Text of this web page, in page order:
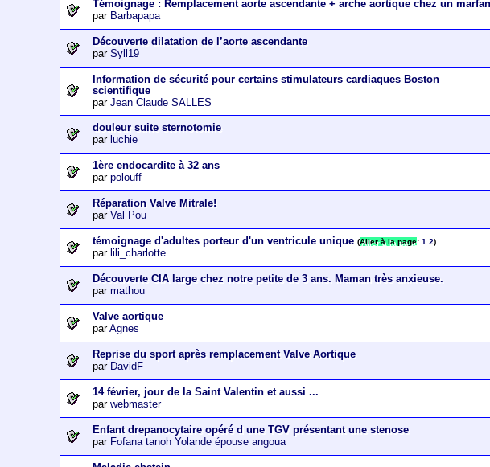
Témoignage : Remplacement aorte ascendante + arche aortique chez un marfan
par Barbapapa
Découverte dilatation de l’aorte ascendante
parSyll19
Information de sécurité pour certains stimulateurs cardiaques Boston
scientifique
parJean Claude SALLES
douleur suite sternotomie
par luchie
1ère endocardite à 32 ans
parpolouff
Réparation Valve Mitrale!
parVal Pou
témoignage d'adultes porteur d'un ventricule unique (Aller à la page:1 2)
par lili_charlotte
Découverte CIA large chez notre petite de 3 ans. Maman très anxieuse.
parmathou
Valve aortique
parAgnes
Reprise du sport après remplacement Valve Aortique
par DavidF
14 février, jour de la Saint Valentin et aussi ...
parwebmaster
Enfant drepanocytaire opéré d une TGV présentant une stenose
par Fofana tanoh Yolande épouse angoua